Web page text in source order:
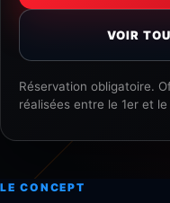
VOIR
Réservation obligatoire.
réalisées entre le 1er et
LE CONCEPT